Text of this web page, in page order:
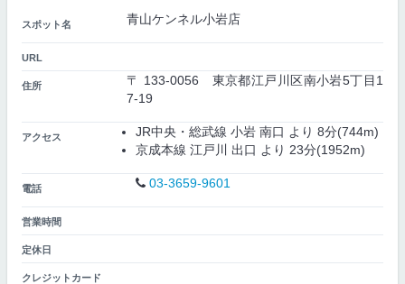
スポット名 青山ケンネル小岩店
URL
住所
〒 133-0056 東京都江戸川区南小岩5丁目1
7-19
アクセス
JR中央・総武線 小岩 南口 より 8分(744m)
京成本線 江戸川 出口 より 23分(1952m)
電話 03-3659-9601
営業時間
定休日
クレジットカード